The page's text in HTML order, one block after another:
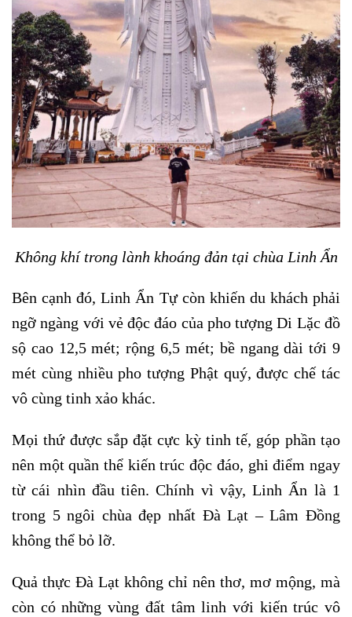
Không khí trong lành khoáng đản tại chùa Linh Ẩn
Bên cạnh đó, Linh Ẩn Tự còn khiến du khách phải
ngỡ ngàng với vẻ độc đáo của pho tượng Di Lặc đồ
sộ cao 12,5 mét; rộng 6,5 mét; bề ngang dài tới 9
mét cùng nhiều pho tượng Phật quý, được chế tác
vô cùng tinh xảo khác.
Mọi thứ được sắp đặt cực kỳ tinh tế, góp phần tạo
nên một quần thể kiến trúc độc đáo, ghi điểm ngay
từ cái nhìn đầu tiên. Chính vì vậy, Linh Ẩn là 1
trong 5 ngôi chùa đẹp nhất Đà Lạt – Lâm Đồng
không thể bỏ lỡ.
Quả thực Đà Lạt không chỉ nên thơ, mơ mộng, mà
còn có những vùng đất tâm linh với kiến trúc vô